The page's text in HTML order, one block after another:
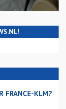
FRANCE-KLM?